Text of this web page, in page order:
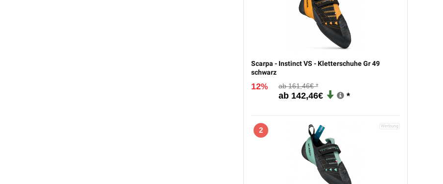
Scarpa - Instinct VS - Kletterschuhe Gr 49
schwarz
12% 161,46€
142,46€
2